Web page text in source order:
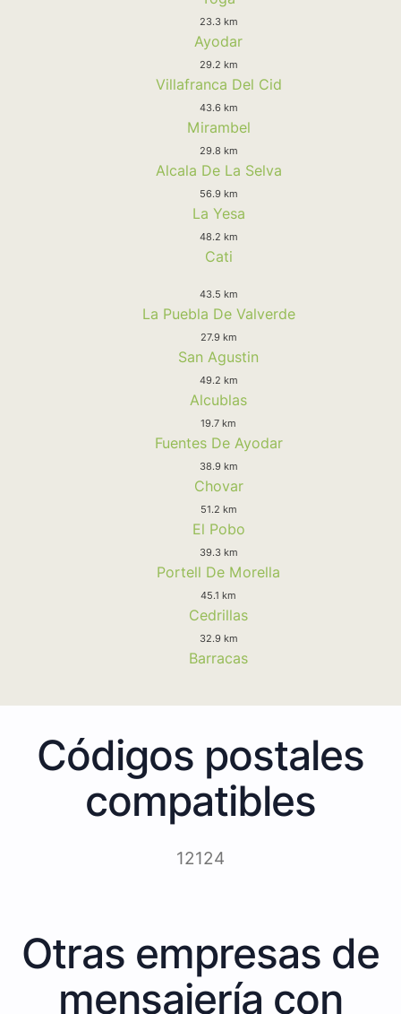
23.3 km
Ayodar
29.2 km
Villafranca Del Cid
43.6 km
Mirambel
29.8 km
Alcala De La Selva
56.9 km
La Yesa
48.2 km
Cati
43.5 km
La Puebla De Valverde
27.9 km
San Agustin
49.2 km
Alcublas
19.7 km
Fuentes De Ayodar
38.9 km
Chovar
51.2 km
El Pobo
39.3 km
Portell De Morella
45.1 km
Cedrillas
32.9 km
Barracas
Códigos postales
compatibles
12124
Otras empresas de
mensajería con